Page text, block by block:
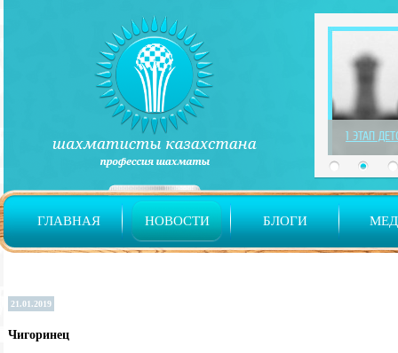
ГЛАВНАЯ НОВОСТИ БЛОГИ
1 ЭТАП
21.01.2019
Чигоринец